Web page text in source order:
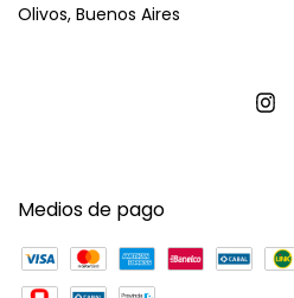
Olivos, Buenos Aires
Medios de pago